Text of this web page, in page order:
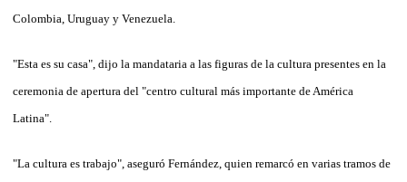
Colombia, Uruguay y Venezuela.
"Esta es su casa", dijo la mandataria a las figuras de la cultura presentes en la
ceremonia de apertura del "centro cultural más importante de América
Latina".
"La cultura es trabajo", aseguró Fernández, quien remarcó en varias tramos de